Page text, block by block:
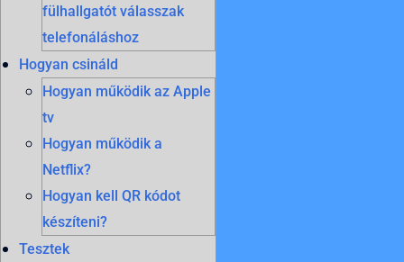
fülhallgatót válasszak
telefonáláshoz
Hogyan csináld
Hogyan működik az Apple
tv
Hogyan működik a
Netflix?
Hogyan kell QR kódot
készíteni?
Tesztek